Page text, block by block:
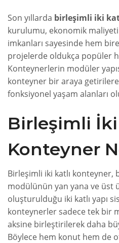
Son yıllarda birleşimli iki
kurulumu, ekonomik maliyeti
imkanları sayesinde hem
projelerde oldukça popüler
Konteynerlerin modüler
konteyner bir araya
fonksiyonel yaşam alanları
Birleşimli İki
Konteyner
Birleşimli iki katlı konteyner,
modülünün yan yana ve üst
oluşturulduğu iki katlı yapı
konteynerler sadece tek bir
aksine birleştirilerek daha
Böylece hem konut hem de